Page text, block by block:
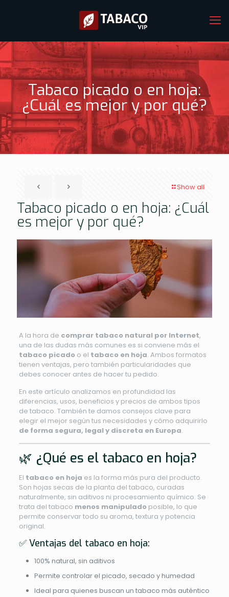
Tabaco picado o en hoja:
¿Cuál es mejor y por qué?
Show all
Tabaco picado o en hoja: ¿Cuál
es mejor y por qué?
A la hora de comprar tabaco natural por Internet,
una de las dudas más comunes es si conviene más el
tabaco picado o el tabaco en hoja. Ambos formatos
tienen ventajas, pero también particularidades que
debes conocer antes de hacer tu pedido.
En este artículo analizamos en profundidad las
diferencias, usos, beneficios y precios de ambos tipos
de tabaco. También te damos consejos clave para
elegir el mejor según tus necesidades y cómo adquirirlo
de forma segura, legal y discreta en Europa.
🌿 ¿Qué es el tabaco en hoja?
El tabaco en hoja es la forma más pura del producto.
Son hojas secas de la planta del tabaco, curadas
naturalmente, sin aditivos ni procesamiento químico. Se
trata del tabaco menos manipulado posible, lo que
permite conservar todo su aroma, textura y potencia
original.
✅ Ventajas del tabaco en hoja:
100% natural, sin aditivos
Permite controlar el picado, secado y humedad
Ideal para quienes buscan un tabaco más auténtico